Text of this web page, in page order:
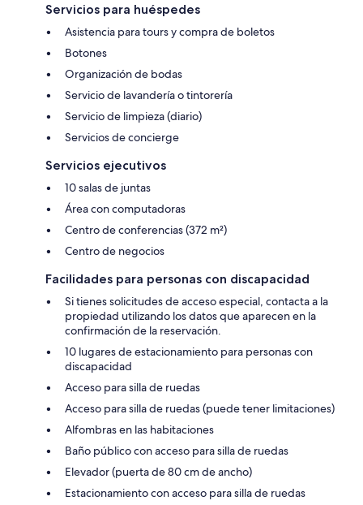
Servicios para huéspedes
Asistencia para tours y compra de boletos
Botones
Organización de bodas
Servicio de lavandería o tintorería
Servicio de limpieza (diario)
Servicios de concierge
Servicios ejecutivos
10 salas de juntas
Área con computadoras
Centro de conferencias (372 m²)
Centro de negocios
Facilidades para personas con discapacidad
Si tienes solicitudes de acceso especial, contacta a la
propiedad utilizando los datos que aparecen en la
confirmación de la reservación.
10 lugares de estacionamiento para personas con
discapacidad
Acceso para silla de ruedas
Acceso para silla de ruedas (puede tener limitaciones)
Alfombras en las habitaciones
Baño público con acceso para silla de ruedas
Elevador (puerta de 80 cm de ancho)
Estacionamiento con acceso para silla de ruedas